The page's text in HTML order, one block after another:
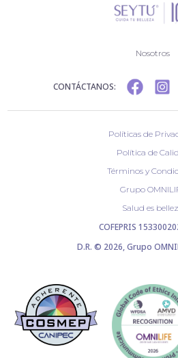
Nosotros
CONTÁCTANOS:
Políticas de
Política de
Términos y
Grupo
Salud es
COFEPRIS
D.R. © 2026, Grupo